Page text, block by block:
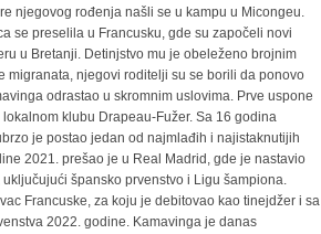
njegovog rođenja našli se u kampu u Micongeu.
se preselila u Francusku, gde su započeli novi
u Bretanji. Detinjstvo mu je obeleženo brojnim
migranata, njegovi roditelji su se borili da ponovo
odrastao u skromnim uslovima. Prve uspone
klubu Drapeau-Fužer. Sa 16 godina
je postao jedan od najmlađih i najistaknutijih
2021. prešao je u Real Madrid, gde je nastavio
špansko prvenstvo i Ligu šampiona.
Francuske, za koju je debitovao kao tinejdžer i sa
2022. godine. Kamavinga je danas